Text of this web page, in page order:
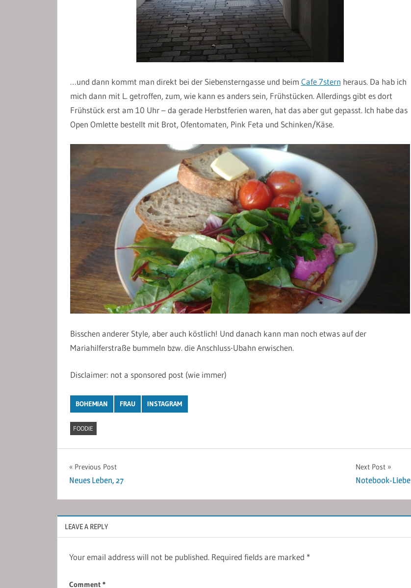
…und dann kommt man direkt bei der Siebensterngasse und beim Cafe 7stern heraus. Da hab ich
mich dann mit L. getroffen, zum, wie kann es anders sein, Frühstücken. Allerdings gibt es dort
Frühstück erst am 10 Uhr – da gerade Herbstferien waren, hat das aber gut gepasst. Ich habe das
Open Omlette bestellt mit Brot, Ofentomaten, Pink Feta und Schinken/Käse.
Bisschen anderer Style, aber auch köstlich! Und danach kann man noch etwas auf der
Mariahilferstraße bummeln bzw. die Anschluss-Ubahn erwischen.
Disclaimer: not a sponsored post (wie immer)
BOHEMIAN FRAU INSTAGRAM
FOODIE
Post
navigation
Previous Post
Neues Leben, 27
Next Post
Notebook-Liebe
LEAVE A REPLY
Your email address will not be published. Required fields are marked *
Comment *